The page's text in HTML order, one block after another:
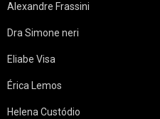
Alexandre Frassini
Dra Simone neri
Eliabe Visa
Érica Lemos
Helena Custódio